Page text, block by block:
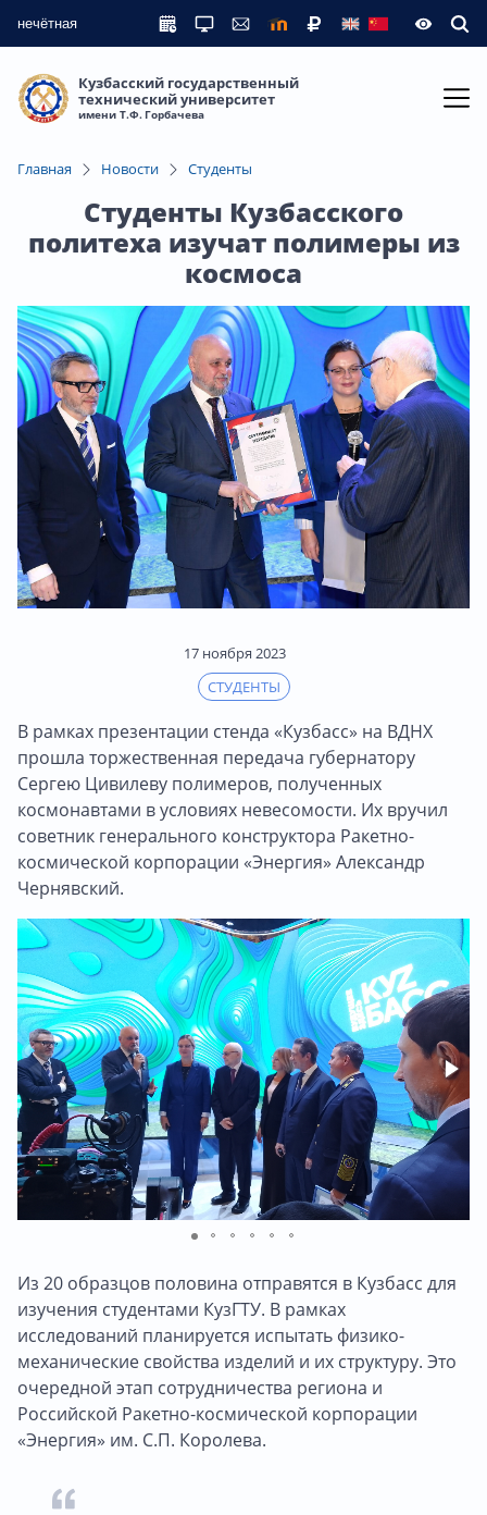
нечётная
Кузбасский государственный
технический университет
имени Т.Ф. Горбачева
Главная Новости Студенты
Студенты Кузбасского
политеха изучат полимеры из
космоса
17 ноября 2023
СТУДЕНТЫ
В рамках презентации стенда «Кузбасс» на ВДНХ
прошла торжественная передача губернатору
Сергею Цивилеву полимеров, полученных
космонавтами в условиях невесомости. Их вручил
советник генерального конструктора Ракетно-
космической корпорации «Энергия» Александр
Чернявский.
Из 20 образцов половина отправятся в Кузбасс для
изучения студентами КузГТУ. В рамках
исследований планируется испытать физико-
механические свойства изделий и их структуру. Это
очередной этап сотрудничества региона и
Российской Ракетно-космической корпорации
«Энергия» им. С.П. Королева.